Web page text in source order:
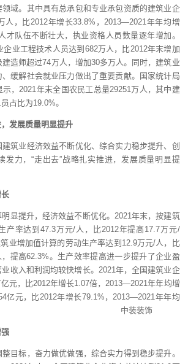
域。其中具有总承包和专业承包资质的建筑业企
人，比2012年增长33.8%，2013—2021年年均增
才队伍不断壮大，执业资格人员数量逐年增加。
企业工程技术人员达到682万人，比2012年末增加
造师超过74万人，增加30多万人。同时，建筑业
缓解社会就业压力做出了重要贡献。国家统计局
，2021年末全国农民工总量29251万人，其中建
占比为19.0%。
发展质量明显提升
筑业经济效益不断优化、综合实力稳步提升、创
发力，“走出去”战略扎实推进，发展质量明显提
长
显提升，经济效益不断优化。2021年末，按建筑
产率达到47.3万元/人，比2012年提高17.7万元/
业增加值计算的劳动生产率达到12.9万元/人，比
提高62.3%。生产效率提高进一步提升了企业盈
收入和利润均较快增长。2021年，全国建筑业企
元，比2012年增长1.07倍，2013—2021年年均增
亿元，比2012年增长79.1%，2013—2021年年均
。 中装装饰
强
目标，奋力做优做强，综合实力得到稳步提升。